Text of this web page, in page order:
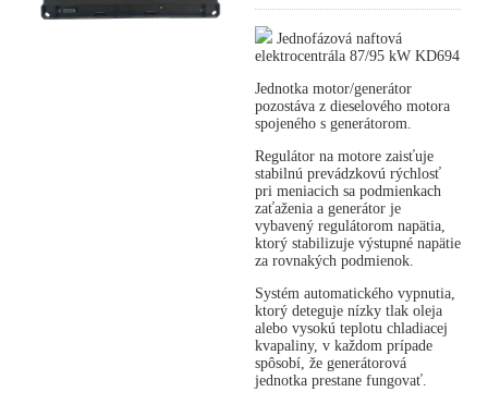
Jednofázová naftová
elektrocentrála 87/95 kW KD694
Jednotka motor/generátor
pozostáva z dieselového motora
spojeného s generátorom.
Regulátor na motore zaisťuje
stabilnú prevádzkovú rýchlosť
pri meniacich sa podmienkach
zaťaženia a generátor je
vybavený regulátorom napätia,
ktorý stabilizuje výstupné napätie
za rovnakých podmienok.
Systém automatického vypnutia,
ktorý deteguje nízky tlak oleja
alebo vysokú teplotu chladiacej
kvapaliny, v každom prípade
spôsobí, že generátorová
jednotka prestane fungovať.